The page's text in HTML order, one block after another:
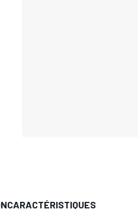
CARACTÉRISTIQUES